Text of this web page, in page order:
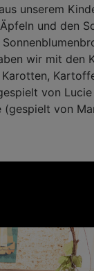
unserem
und den
wir mit den
von
(gespielt von